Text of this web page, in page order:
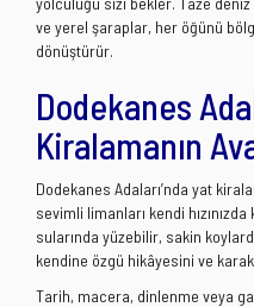
ve yerel şaraplar, her öğünü
dönüştürür.
Dodekanes
Kiralamanın
Dodekanes Adaları’nda yat
sevimli limanları kendi
sularında yüzebilir, sakin
kendine özgü hikâyesini ve
Tarih, macera, dinlenme veya